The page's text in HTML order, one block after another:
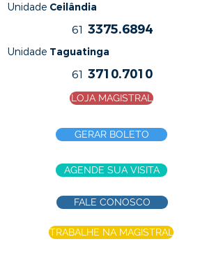
Unidade Ceilândia
61 3375.6894
Unidade Taguatinga
61 3710.7010
LOJA MAGISTRAL
GERAR BOLETO
AGENDE SUA VISITA
FALE CONOSCO
TRABALHE NA MAGISTRAL